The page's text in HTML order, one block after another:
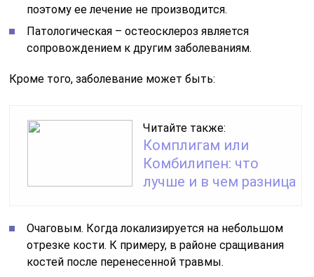
поэтому ее лечение не производится.
Патологическая – остеосклероз является
сопровождением к другим заболеваниям.
Кроме того, заболевание может быть:
Читайте также:
Комплигам или
Комбилипен: что
лучше и в чем разница
Очаговым. Когда локализируется на небольшом
отрезке кости. К примеру, в районе сращивания
костей после перенесенной травмы.